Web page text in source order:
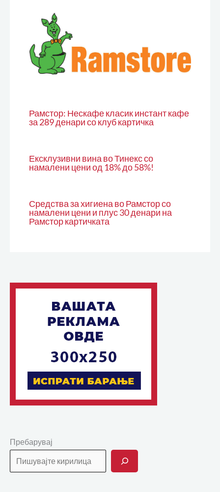
Рамстор: Нескафе класик инстант кафе
за 289 денари со клуб картичка
Ексклузивни вина во Тинекс со
намалени цени од 18% до 58%!
Средства за хигиена во Рамстор со
намалени цени и плус 30 денари на
Рамстор картичката
Пребарувај